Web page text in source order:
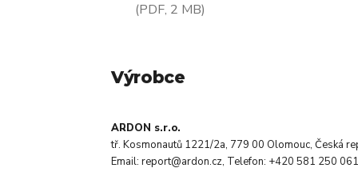
(PDF, 2 MB)
Výrobce
ARDON s.r.o.
tř. Kosmonautů 1221/2a, 779 00 Olomouc, Česká
Email: report@ardon.cz, Telefon: +420 581 250 061